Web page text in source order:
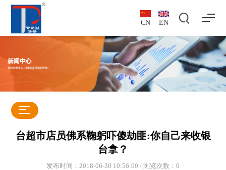
CN EN
台超市店员佛系鞠躬吓傻劫匪:你自己来收银
台拿？
发布时间：2018-06-30 10:56:00 / 浏览次数： 0